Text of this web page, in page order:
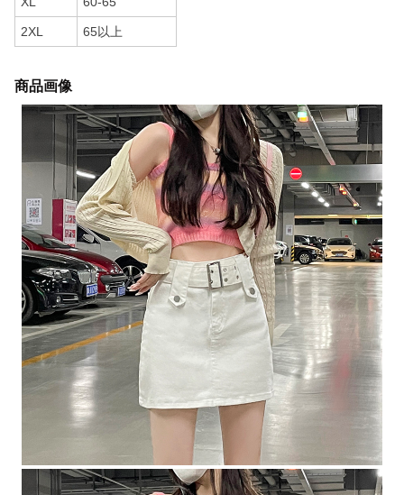
2XL 65以上
商品画像